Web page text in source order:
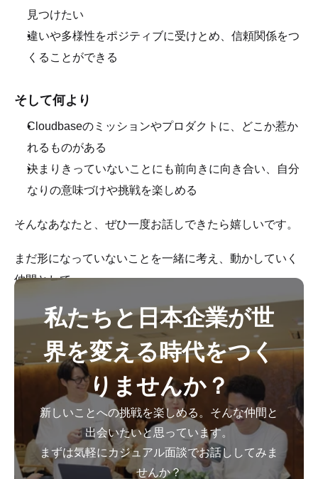
見つけたい
違いや多様性をポジティブに受けとめ、信頼関係をつ
くることができる
そして何より
Cloudbaseのミッションやプロダクトに、どこか惹か
れるものがある
決まりきっていないことにも前向きに向き合い、自分
なりの意味づけや挑戦を楽しめる
そんなあなたと、ぜひ一度お話しできたら嬉しいです。
まだ形になっていないことを一緒に考え、動かしていく
仲間として。
Cloudbaseの挑戦に、あなたの力を貸してくれません
私たちと日本企業が世
界を変える時代をつく
りませんか？
新しいことへの挑戦を楽しめる。そんな仲間と
出会いたいと思っています。
まずは気軽にカジュアル面談でお話ししてみま
せんか？